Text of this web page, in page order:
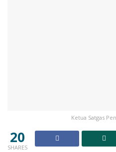
Ketua Satgas
20
SHARES